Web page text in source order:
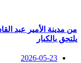
من مدينة الأمير عبد
يلتحق بالكبار
2026-05-23